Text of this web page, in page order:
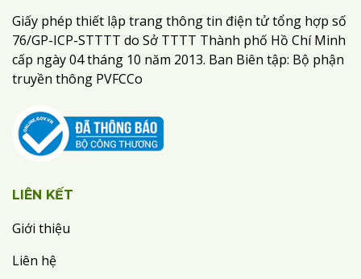
Giấy phép thiết lập trang thông tin điện tử tổng hợp số
76/GP-ICP-STTTT do Sở TTTT Thành phố Hồ Chí Minh
cấp ngày 04 tháng 10 năm 2013. Ban Biên tập: Bộ phận
truyền thông PVFCCo
LIÊN KẾT
Giới thiệu
Liên hệ